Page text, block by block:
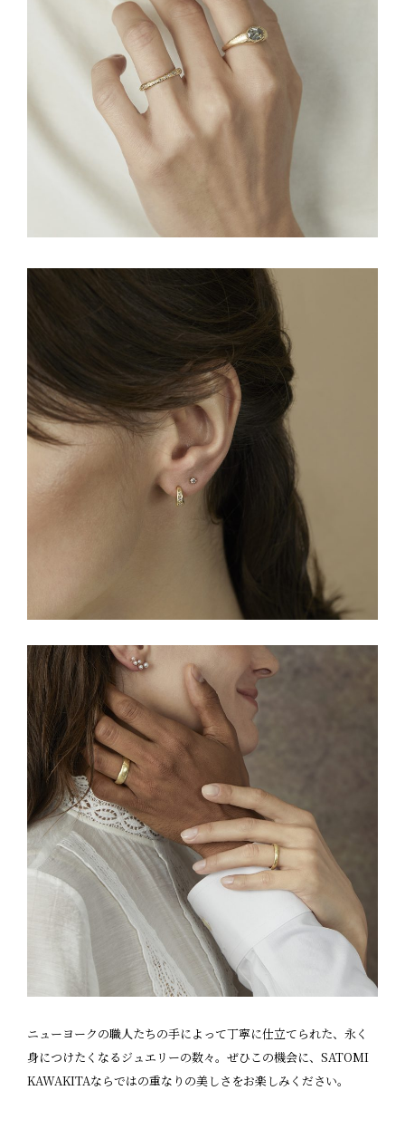
ニューヨークの職人たちの手によって丁寧に仕立てられた、永く
身につけたくなるジュエリーの数々。ぜひこの機会に、SATOMI
KAWAKITAならではの重なりの美しさをお楽しみください。